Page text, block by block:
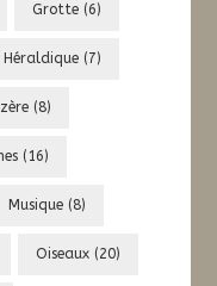
Grotte (6)
Héraldique (7)
(8)
(16)
Musique (8)
Oiseaux (20)